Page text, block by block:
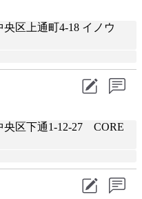
区上通町4-18 イノウ
央区下通1-12-27 CORE